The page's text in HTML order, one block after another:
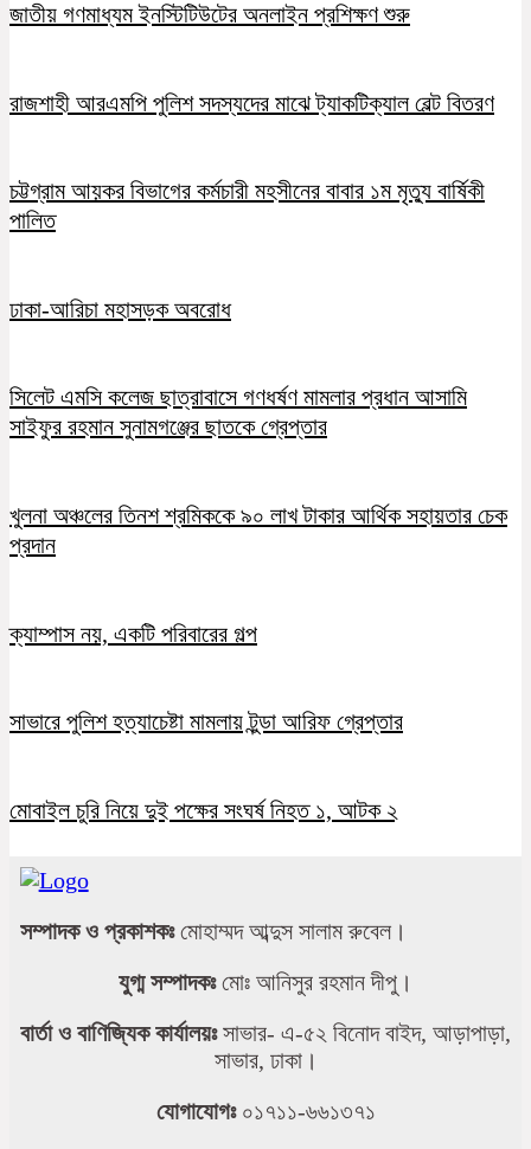
জাতীয় গণমাধ্যম ইনস্টিটিউটের অনলাইন প্রশিক্ষণ শুরু
রাজশাহী আরএমপি পুলিশ সদস্যদের মাঝে ট্যাকটিক্যাল বেল্ট বিতরণ
চট্টগ্রাম আয়কর বিভাগের কর্মচারী মহসীনের বাবার ১ম মৃত্যু বার্ষিকী
পালিত
ঢাকা-আরিচা মহাসড়ক অবরোধ
সিলেট এমসি কলেজ ছাত্রাবাসে গণধর্ষণ মামলার প্রধান আসামি
সাইফুর রহমান সুনামগঞ্জের ছাতকে গ্রেপ্তার
খুলনা অঞ্চলের তিনশ শ্রমিককে ৯০ লাখ টাকার আর্থিক সহায়তার চেক
প্রদান
ক্যাম্পাস নয়, একটি পরিবারের গল্প
সাভারে পুলিশ হত্যাচেষ্টা মামলায় টুন্ডা আরিফ গ্রেপ্তার
মোবাইল চুরি নিয়ে দুই পক্ষের সংঘর্ষ নিহত ১, আটক ২
সম্পাদক ও প্রকাশকঃমোহাম্মদ আব্দুস সালাম রুবেল।
যুগ্ম সম্পাদকঃমোঃ আনিসুর রহমান দীপু।
বার্তা ও বাণিজ্যিক কার্যালয়ঃসাভার- এ-৫২ বিনোদ বাইদ, আড়াপাড়া,
সাভার, ঢাকা।
যোগাযোগঃ০১৭১১-৬৬১৩৭১